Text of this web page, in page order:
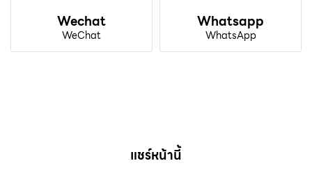
Wechat
WeChat
Whatsapp
WhatsApp
แชร์หน้านี้